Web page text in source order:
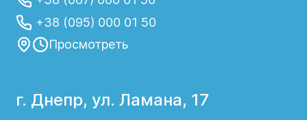
+38 (095) 000 01 50
Просмотреть
г. Днепр, ул. Ламана, 17